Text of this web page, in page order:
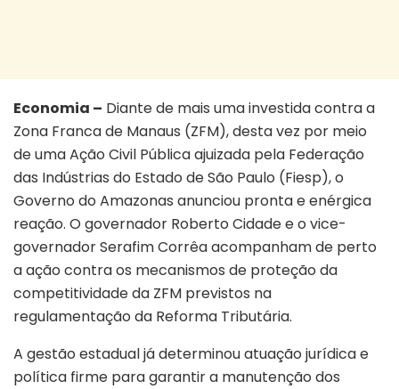
Economia – Diante de mais uma investida contra a
Zona Franca de Manaus (ZFM), desta vez por meio
de uma Ação Civil Pública ajuizada pela Federação
das Indústrias do Estado de São Paulo (Fiesp), o
Governo do Amazonas anunciou pronta e enérgica
reação. O governador Roberto Cidade e o vice-
governador Serafim Corrêa acompanham de perto
a ação contra os mecanismos de proteção da
competitividade da ZFM previstos na
regulamentação da Reforma Tributária.
A gestão estadual já determinou atuação jurídica e
política firme para garantir a manutenção dos